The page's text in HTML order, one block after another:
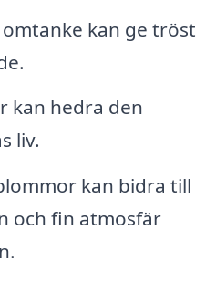
omtanke kan ge tröst
kan hedra den
liv.
kan bidra till
och fin atmosfär